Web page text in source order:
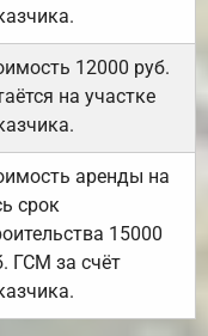
12000 руб.
на участке
аренды на
срок
15000
ГСМ за счёт